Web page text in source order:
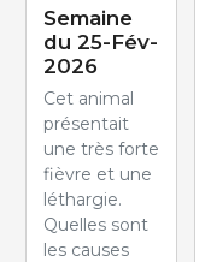
Semaine
du 25-Fév-
2026
Cet animal
présentait
une très forte
fièvre et une
léthargie.
Quelles sont
les causes